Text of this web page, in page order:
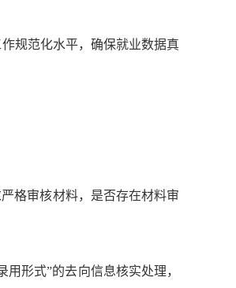
规范化水平，确保就业数据真
格审核材料，是否存在材料审
用形式”的去向信息核实处理，